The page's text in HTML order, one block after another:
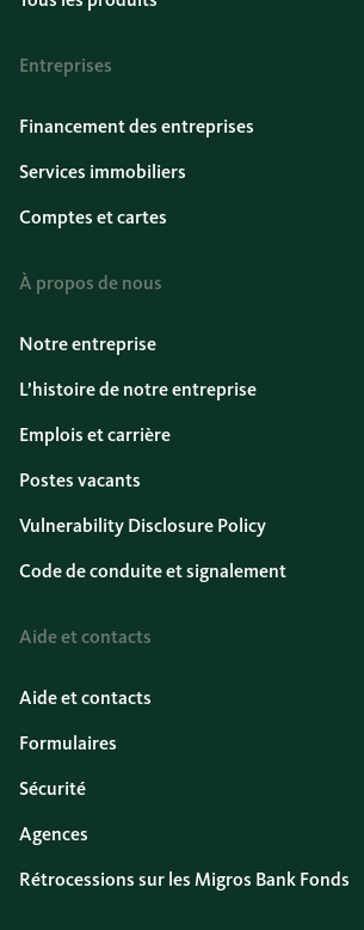
Entreprises
Financement des entreprises
Services immobiliers
Comptes et cartes
À propos de nous
Notre entreprise
L’histoire de notre entreprise
Emplois et carrière
Postes vacants
Vulnerability Disclosure Policy
Code de conduite et signalement
Aide et contacts
Aide et contacts
Formulaires
Sécurité
Agences
Rétrocessions sur les Migros Bank Fonds